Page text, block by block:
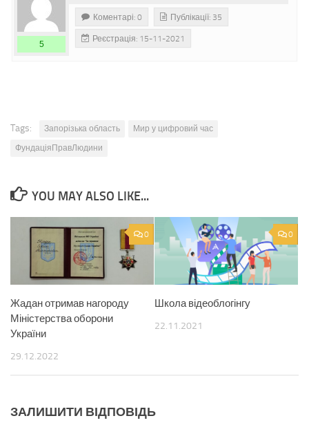
5
Коментарі: 0 Публікації: 35
Реєстрація: 15-11-2021
Tags: Запорізька область
Мир у цифровий час
ФундаціяПравЛюдини
YOU MAY ALSO LIKE...
0
Жадан отримав нагороду
Міністерства оборони
України
29.12.2022
0
Школа відеоблогінгу
22.11.2021
ЗАЛИШИТИ ВІДПОВІДЬ